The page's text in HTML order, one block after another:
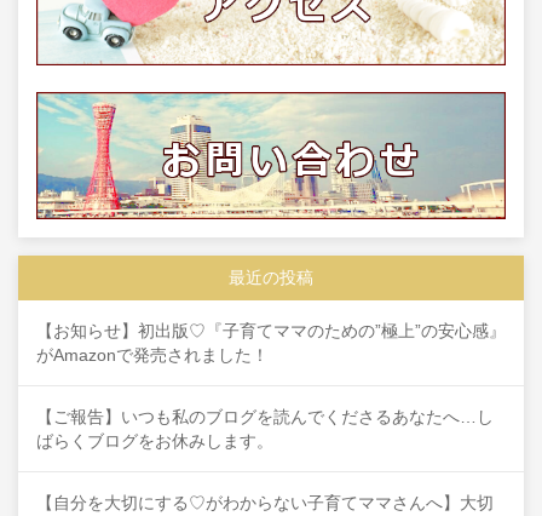
最近の投稿
【お知らせ】初出版♡『子育てママのための”極上”の安心感』
がAmazonで発売されました！
【ご報告】いつも私のブログを読んでくださるあなたへ…し
ばらくブログをお休みします。
【自分を大切にする♡がわからない子育てママさんへ】大切